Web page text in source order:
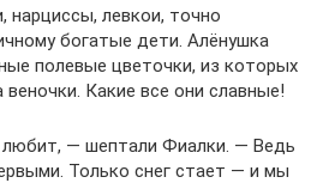
нарциссы, левкои, точно
богатые дети. Алёнушка
полевые цветочки, из которых
Какие все они славные!
— шептали Фиалки. — Ведь
Только снег стает — и мы